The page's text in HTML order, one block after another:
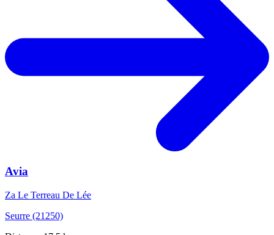
Avia
Za Le Terreau De Lée
Seurre (21250)